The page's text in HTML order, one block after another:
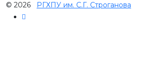
© 2026 РГХПУ им. С.Г. Строганова